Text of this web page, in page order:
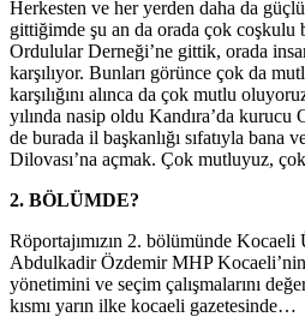
Herkesten ve her yerden daha da
gittiğimde şu an da orada çok coşkulu
Ordulular Derneği’ne gittik, orada
karşılıyor. Bunları görünce çok da
karşılığını alınca da çok mutlu
yılında nasip oldu Kandıra’da
de burada il başkanlığı sıfatıyla bana
Dilovası’na açmak. Çok mutluyuz,
2. BÖLÜMDE?
Röportajımızın 2. bölümünde Kocaeli
Abdulkadir Özdemir MHP
yönetimini ve seçim çalışmalarını
kısmı yarın ilke kocaeli gazetesinde…